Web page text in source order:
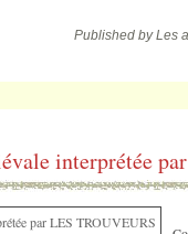
Published by Les
interprétée